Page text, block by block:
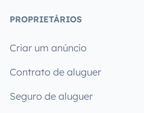
PROPRIETÁRIOS
Criar um anúncio
Contrato de aluguer
Seguro de aluguer